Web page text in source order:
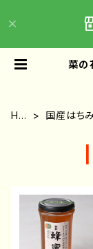
菜の
HO
国産はち